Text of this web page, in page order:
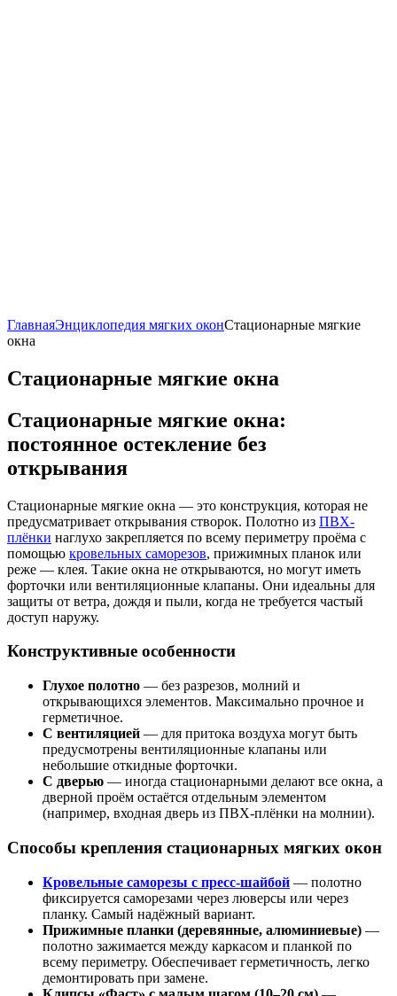
ГлавнаяЭнциклопедия мягких оконСтационарные мягкие
окна
Стационарные мягкие окна
Стационарные мягкие окна:
постоянное остекление без
открывания
Стационарные мягкие окна — это конструкция, которая не
предусматривает открывания створок. Полотно из ПВХ-
плёнки наглухо закрепляется по всему периметру проёма с
помощью кровельных саморезов, прижимных планок или
реже — клея. Такие окна не открываются, но могут иметь
форточки или вентиляционные клапаны. Они идеальны для
защиты от ветра, дождя и пыли, когда не требуется частый
доступ наружу.
Конструктивные особенности
Глухое полотно — без разрезов, молний и
открывающихся элементов. Максимально прочное и
герметичное.
С вентиляцией — для притока воздуха могут быть
предусмотрены вентиляционные клапаны или
небольшие откидные форточки.
С дверью — иногда стационарными делают все окна, а
дверной проём остаётся отдельным элементом
(например, входная дверь из ПВХ-плёнки на молнии).
Способы крепления стационарных мягких окон
Кровельные саморезы с пресс-шайбой — полотно
фиксируется саморезами через люверсы или через
планку. Самый надёжный вариант.
Прижимные планки (деревянные, алюминиевые) —
полотно зажимается между каркасом и планкой по
всему периметру. Обеспечивает герметичность, легко
демонтировать при замене.